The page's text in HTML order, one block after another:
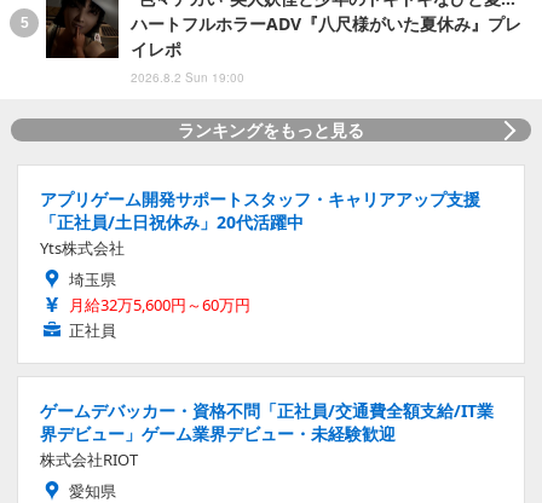
ハートフルホラーADV『八尺様がいた夏休み』プレ
イレポ
2026.8.2 Sun 19:00
ランキングをもっと見る
アプリゲーム開発サポートスタッフ・キャリアアップ支援
「正社員/土日祝休み」20代活躍中
Yts株式会社
埼玉県
月給32万5,600円～60万円
正社員
ゲームデバッカー・資格不問「正社員/交通費全額支給/IT業
界デビュー」ゲーム業界デビュー・未経験歓迎
株式会社RIOT
愛知県